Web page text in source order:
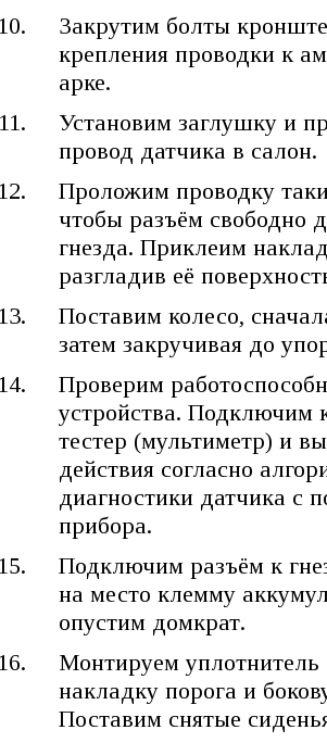
Закрутим болты
крепления проводки к
арке.
Установим заглушку и
провод датчика в салон.
Проложим проводку
чтобы разъём свободно
гнезда. Приклеим
разгладив её
Поставим колесо,
затем закручивая до
Проверим
устройства. Подключим
тестер (мультиметр) и
действия согласно
диагностики датчика с
прибора.
Подключим разъём к
на место клемму
опустим домкрат.
Монтируем уплотнитель
накладку порога и
Поставим снятые